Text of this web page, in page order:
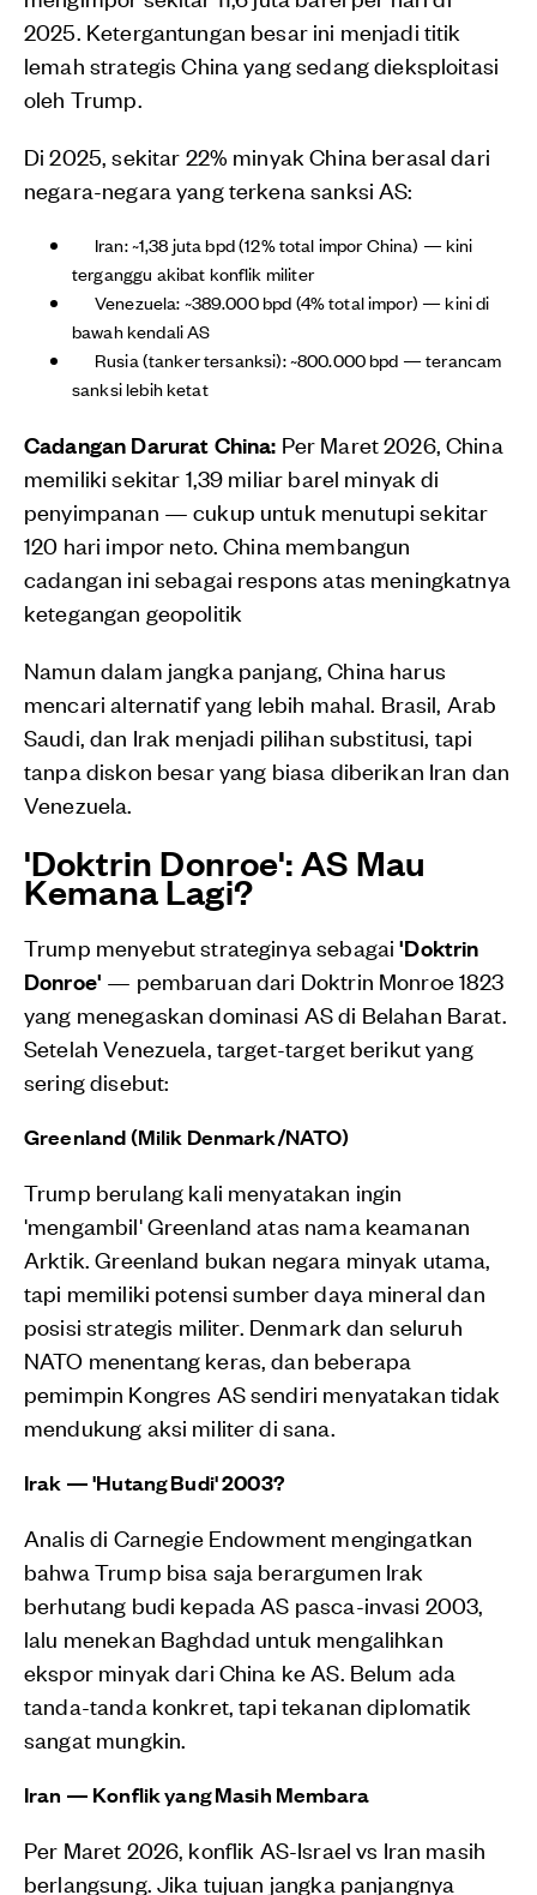
2025. Ketergantungan besar ini menjadi titik
lemah strategis China yang sedang dieksploitasi
oleh Trump.
Di 2025, sekitar 22% minyak China berasal dari
negara-negara yang terkena sanksi AS:
Iran: ~1,38 juta bpd (12% total impor China) — kini
terganggu akibat konflik militer
Venezuela: ~389.000 bpd (4% total impor) — kini di
bawah kendali AS
Rusia (tanker tersanksi): ~800.000 bpd — terancam
sanksi lebih ketat
Cadangan Darurat China: Per Maret 2026, China
memiliki sekitar 1,39 miliar barel minyak di
penyimpanan — cukup untuk menutupi sekitar
120 hari impor neto. China membangun
cadangan ini sebagai respons atas meningkatnya
ketegangan geopolitik
Namun dalam jangka panjang, China harus
mencari alternatif yang lebih mahal. Brasil, Arab
Saudi, dan Irak menjadi pilihan substitusi, tapi
tanpa diskon besar yang biasa diberikan Iran dan
Venezuela.
'Doktrin Donroe': AS Mau
Kemana Lagi?
Trump menyebut strateginya sebagai'Doktrin
Donroe' — pembaruan dari Doktrin Monroe 1823
yang menegaskan dominasi AS di Belahan Barat.
Setelah Venezuela, target-target berikut yang
sering disebut:
Greenland (Milik Denmark/NATO)
Trump berulang kali menyatakan ingin
'mengambil' Greenland atas nama keamanan
Arktik. Greenland bukan negara minyak utama,
tapi memiliki potensi sumber daya mineral dan
posisi strategis militer. Denmark dan seluruh
NATO menentang keras, dan beberapa
pemimpin Kongres AS sendiri menyatakan tidak
mendukung aksi militer di sana.
Irak — 'Hutang Budi' 2003?
Analis di Carnegie Endowment mengingatkan
bahwa Trump bisa saja berargumen Irak
berhutang budi kepada AS pasca-invasi 2003,
lalu menekan Baghdad untuk mengalihkan
ekspor minyak dari China ke AS. Belum ada
tanda-tanda konkret, tapi tekanan diplomatik
sangat mungkin.
Iran — Konflik yang Masih Membara
Per Maret 2026, konflik AS-Israel vs Iran masih
berlangsung. Jika tujuan jangka panjangnya